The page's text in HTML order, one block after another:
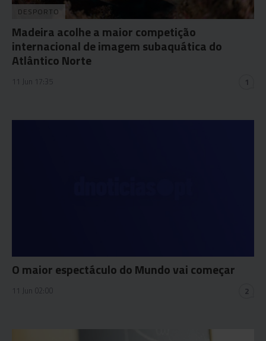
DESPORTO
Madeira acolhe a maior competição
internacional de imagem subaquática do
Atlântico Norte
11 Jun 17:35 1
O maior espectáculo do Mundo vai começar
11 Jun 02:00 2